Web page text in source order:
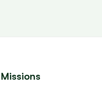
Missions